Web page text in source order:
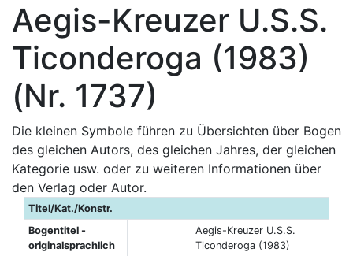
Aegis-Kreuzer U.S.S.
Ticonderoga (1983)
(Nr. 1737)
Die kleinen Symbole führen zu Übersichten über Bogen
des gleichen Autors, des gleichen Jahres, der gleichen
Kategorie usw. oder zu weiteren Informationen über
den Verlag oder Autor.
Titel/Kat./Konstr.
Bogentitel -
originalsprachlich
Aegis-Kreuzer U.S.S.
Ticonderoga (1983)